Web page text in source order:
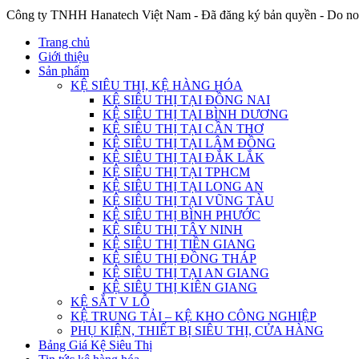
Công ty TNHH Hanatech Việt Nam - Đã đăng ký bản quyền - Do
Trang chủ
Giới thiệu
Sản phẩm
KỆ SIÊU THỊ, KỆ HÀNG HÓA
KỆ SIÊU THỊ TẠI ĐỒNG NAI
KỆ SIÊU THỊ TẠI BÌNH DƯƠNG
KỆ SIÊU THỊ TẠI CẦN THƠ
KỆ SIÊU THỊ TẠI LÂM ĐỒNG
KỆ SIÊU THỊ TẠI ĐẮK LẮK
KỆ SIÊU THỊ TẠI TPHCM
KỆ SIÊU THỊ TẠI LONG AN
KỆ SIÊU THỊ TẠI VŨNG TÀU
KỆ SIÊU THỊ BÌNH PHƯỚC
KỆ SIÊU THỊ TÂY NINH
KỆ SIÊU THỊ TIỀN GIANG
KỆ SIÊU THỊ ĐỒNG THÁP
KỆ SIÊU THỊ TẠI AN GIANG
KỆ SIÊU THỊ KIÊN GIANG
KỆ SẮT V LỖ
KỆ TRUNG TẢI – KỆ KHO CÔNG NGHIỆP
PHỤ KIỆN, THIẾT BỊ SIÊU THỊ, CỬA HÀNG
Bảng Giá Kệ Siêu Thị